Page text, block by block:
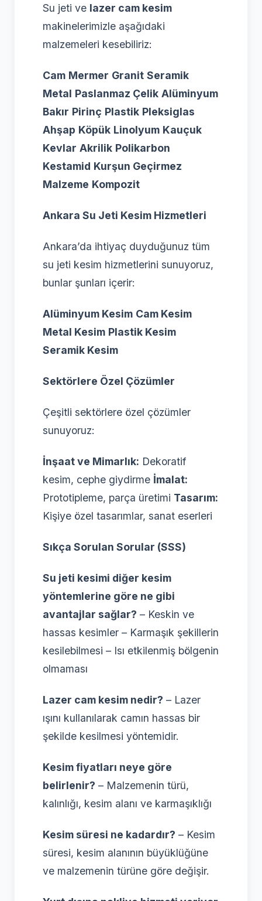
Su jeti ve lazer cam kesim
makinelerimizle aşağıdaki
malzemeleri kesebiliriz:
Cam Mermer Granit Seramik
Metal Paslanmaz Çelik Alüminyum
Bakır Pirinç Plastik Pleksiglas
Ahşap Köpük Linolyum Kauçuk
Kevlar Akrilik Polikarbon
Kestamid Kurşun Geçirmez
Malzeme Kompozit
Ankara Su Jeti Kesim Hizmetleri
Ankara’da ihtiyaç duyduğunuz tüm
su jeti kesim hizmetlerini sunuyoruz,
bunlar şunları içerir:
Alüminyum Kesim Cam Kesim
Metal Kesim Plastik Kesim
Seramik Kesim
Sektörlere Özel Çözümler
Çeşitli sektörlere özel çözümler
sunuyoruz:
İnşaat ve Mimarlık: Dekoratif
kesim, cephe giydirme İmalat:
Prototipleme, parça üretimi Tasarım:
Kişiye özel tasarımlar, sanat eserleri
Sıkça Sorulan Sorular (SSS)
Su jeti kesimi diğer kesim
yöntemlerine göre ne gibi
avantajlar sağlar? – Keskin ve
hassas kesimler – Karmaşık şekillerin
kesilebilmesi – Isı etkilenmiş bölgenin
olmaması
Lazer cam kesim nedir? – Lazer
ışını kullanılarak camın hassas bir
şekilde kesilmesi yöntemidir.
Kesim fiyatları neye göre
belirlenir? – Malzemenin türü,
kalınlığı, kesim alanı ve karmaşıklığı
Kesim süresi ne kadardır? – Kesim
süresi, kesim alanının büyüklüğüne
ve malzemenin türüne göre değişir.